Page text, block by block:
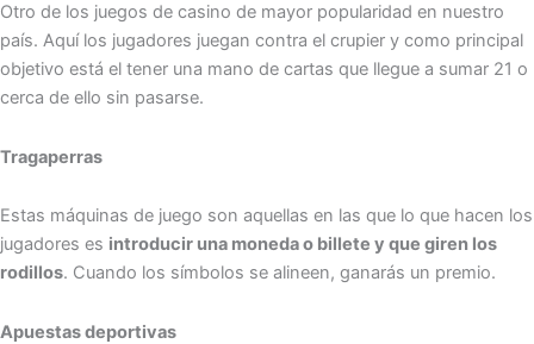
Otro de los juegos de casino de mayor popularidad en nuestro
país. Aquí los jugadores juegan contra el crupier y como principal
objetivo está el tener una mano de cartas que llegue a sumar 21 o
cerca de ello sin pasarse.
Tragaperras
Estas máquinas de juego son aquellas en las que lo que hacen los
jugadores es introducir una moneda o billete y que giren los
rodillos. Cuando los símbolos se alineen, ganarás un premio.
Apuestas deportivas